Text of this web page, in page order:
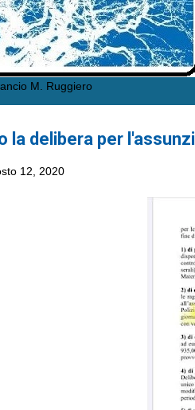
M. Ruggiero
la delibera per
12, 2020